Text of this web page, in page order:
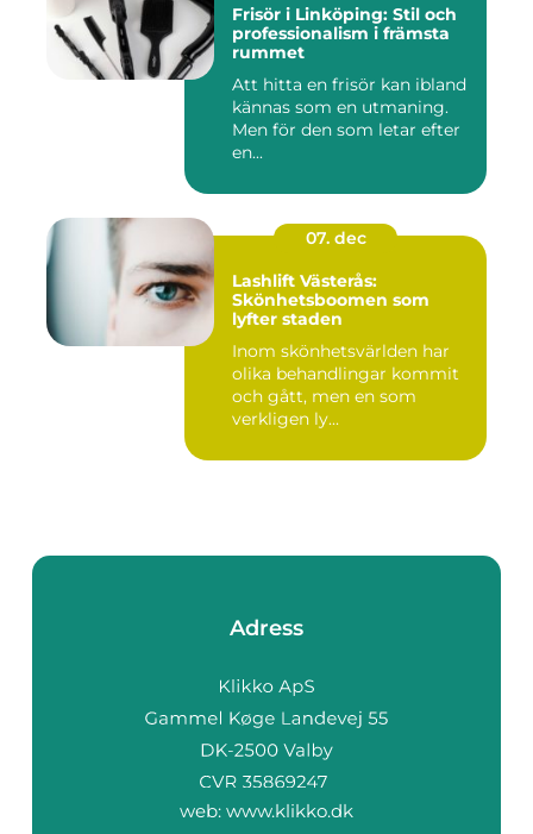
Frisör i Linköping: Stil och
professionalism i främsta
rummet
Att hitta en frisör kan ibland
kännas som en utmaning.
Men för den som letar efter
en...
07. dec
Lashlift Västerås:
Skönhetsboomen som
lyfter staden
Inom skönhetsvärlden har
olika behandlingar kommit
och gått, men en som
verkligen ly...
Adress
web: www.klikko.dk